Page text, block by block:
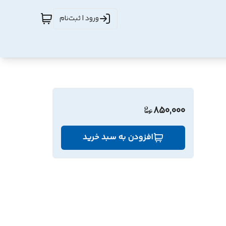
ورود | ثبت‌نام
850,000
افزودن به سبد خرید